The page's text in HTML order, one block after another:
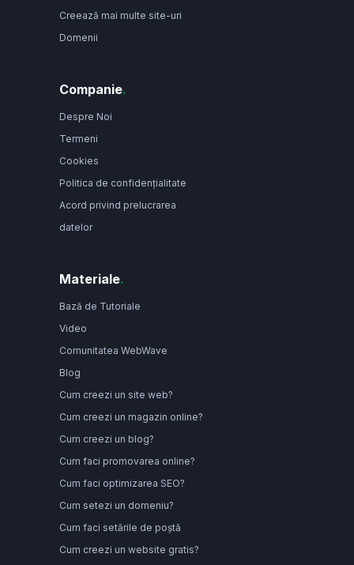
Companie.
Despre Noi
Termeni
Cookies
Politica de confidențialitate
Acord privind prelucrarea
datelor
Materiale.
Bază de Tutoriale
Video
Comunitatea WebWave
Blog
Cum creezi un site web?
Cum creezi un magazin online?
Cum creezi un blog?
Cum faci promovarea online?
Cum faci optimizarea SEO?
Cum setezi un domeniu?
Cum faci setările de poștă
Cum creezi un website gratis?
Creează mai multe site-uri
Domenii